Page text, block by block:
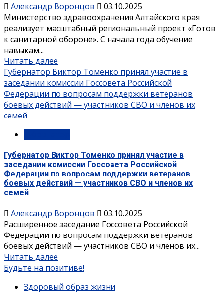
Александр Воронцов
03.10.2025
Министерство здравоохранения Алтайского края
реализует масштабный региональный проект «Готов
к санитарной обороне». С начала года обучение
навыкам...
Читать далее
Губернатор Виктор Томенко принял участие в
заседании комиссии Госсовета Российской
Федерации по вопросам поддержки ветеранов
боевых действий — участников СВО и членов их
семей
Губернатор Виктор Томенко принял участие в
заседании комиссии Госсовета Российской
Федерации по вопросам поддержки ветеранов
боевых действий — участников СВО и членов их
семей
Александр Воронцов
03.10.2025
Расширенное заседание Госсовета Российской
Федерации по вопросам поддержки ветеранов
боевых действий — участников СВО и членов их...
Читать далее
Будьте на позитиве!
Здоровый образ жизни